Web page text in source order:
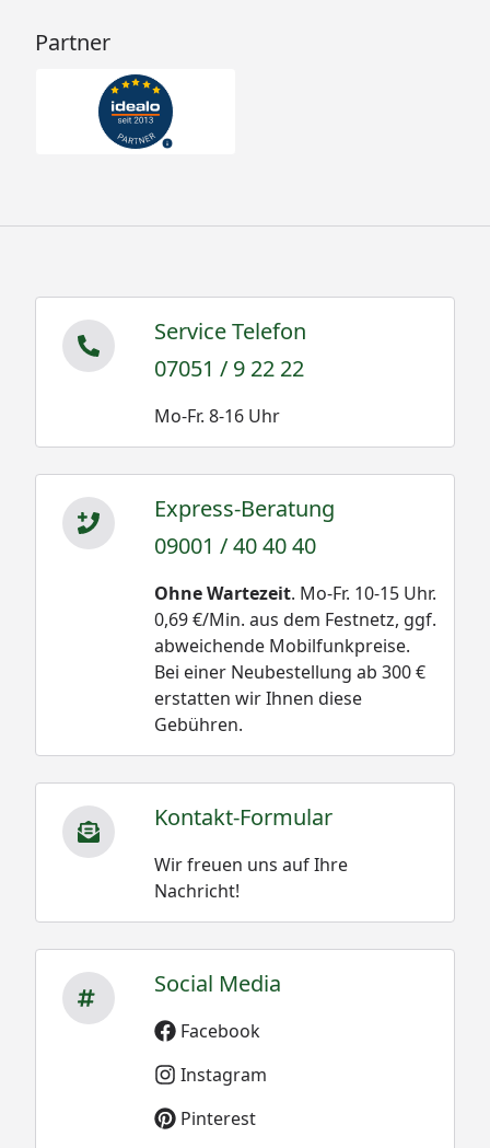
Partner
Service Telefon
07051 / 9 22 22
Mo-Fr. 8-16 Uhr
Express-Beratung
09001 / 40 40 40
Ohne Wartezeit. Mo-Fr. 10-15 Uhr.
0,69 €/Min. aus dem Festnetz, ggf.
abweichende Mobilfunkpreise.
Bei einer Neubestellung ab 300 €
erstatten wir Ihnen diese
Gebühren.
Kontakt-Formular
Wir freuen uns auf Ihre
Nachricht!
Social Media
Facebook
Instagram
Pinterest